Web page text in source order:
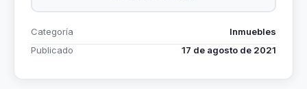
Categoría
Inmuebles
Publicado
17 de agosto de 2021